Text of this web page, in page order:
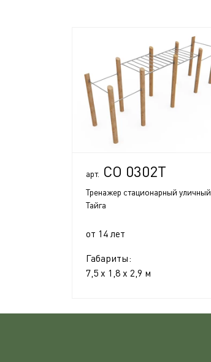
арт. СО 0302Т
Тренажер стационарный уличный
Тайга
от 14 лет
Габариты:
7,5 x 1,8 x 2,9 м